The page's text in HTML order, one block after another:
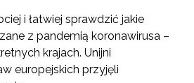
i łatwiej sprawdzić jakie
z pandemią koronawirusa –
krajach. Unijni
europejskich przyjęli